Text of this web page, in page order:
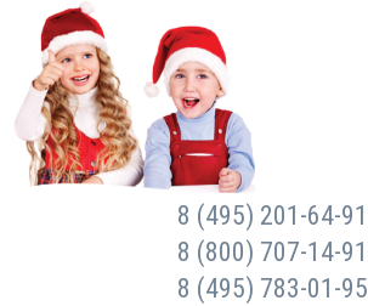
8 (495) 201-64-91
8 (800) 707-14-91
8 (495) 783-01-95